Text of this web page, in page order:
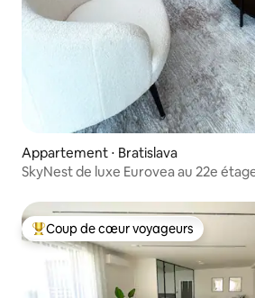
Appartement ⋅ Bratislava
SkyNest de luxe Eurovea au 22e
Coups de cœur voyageurs les plus
Coup de cœur voyageurs